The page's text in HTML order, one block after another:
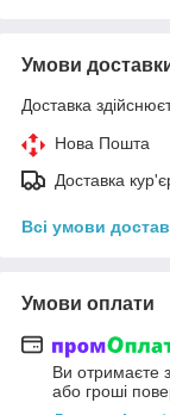
Умови
Доставка
Нова Пошта
Доставка
Всі умови
Умови оплати
Ви отримаєте
або гроші